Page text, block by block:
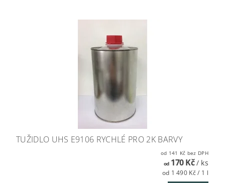
TUŽIDLO UHS E9106 RYCHLÉ PRO 2K BARVY
od 141 Kč bez DPH
od170 Kč/ ks
od 1 490 Kč / 1 l